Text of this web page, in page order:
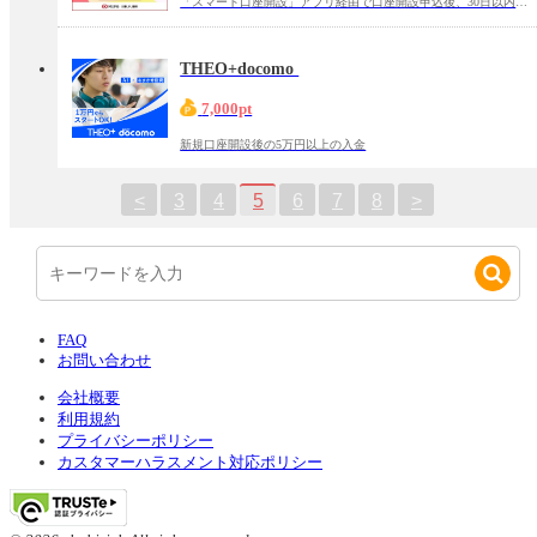
THEO+docomo
7,000pt
新規口座開設後の5万円以上の入金
< 3 4 5 6 7 8 >
FAQ
お問い合わせ
会社概要
利用規約
プライバシーポリシー
カスタマーハラスメント対応ポリシー